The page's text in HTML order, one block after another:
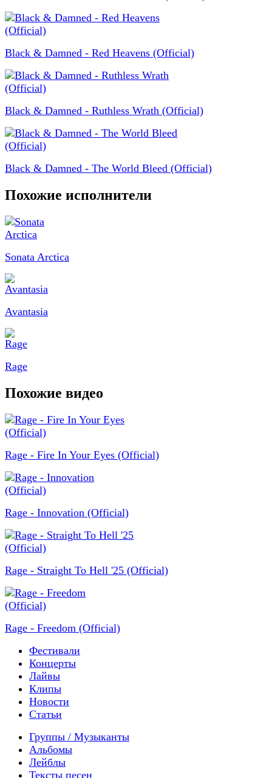
Black & Damned - Red Heavens (Official)
Black & Damned - Ruthless Wrath (Official)
Black & Damned - The World Bleed (Official)
Похожие исполнители
Sonata Arctica
Avantasia
Rage
Похожие видео
Rage - Fire In Your Eyes (Official)
Rage - Innovation (Official)
Rage - Straight To Hell '25 (Official)
Rage - Freedom (Official)
Фестивали
Концерты
Лайвы
Клипы
Новости
Статьи
Группы / Музыканты
Альбомы
Лейблы
Тексты песен